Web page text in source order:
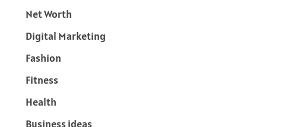
Net Worth
Digital Marketing
Fashion
Fitness
Health
Business ideas